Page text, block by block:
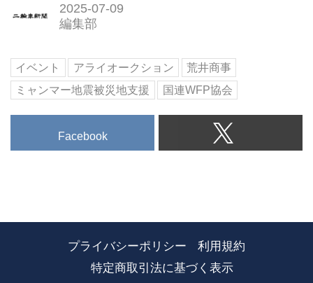
2025-07-09
編集部
イベント アライオークション
荒井商事
ミャンマー地震被災地支援
国連WFP協会
Facebook
プライバシーポリシー
利用規約
特定商取引法に基づく表示